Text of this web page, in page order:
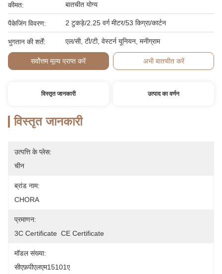
कीमत: बातचीत योग्य
पैकेजिंग विवरण: 2 टुकड़े/2.25 वर्ग मीटर/53 किग्रा/कार्टन
भुगतान की शर्तें: एल/सी, टी/टी, वेस्टर्न यूनियन, मनीग्राम
सर्वोत्तम मूल्य प्राप्त करें अभी बातचीत करें
विस्तृत जानकारी उत्पाद का वर्णन
विस्तृत जानकारी
उत्पत्ति के प्लेस:
चीन
ब्रांड नाम:
CHORA
प्रमाणन:
3C Certificate  CE Certificate
मॉडल संख्या:
सीएफ़पीएलएम15101ए